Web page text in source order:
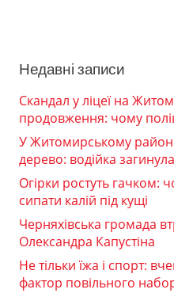
Недавні записи
Скандал у ліцеї на
продовження: чому
У Житомирському
дерево: водійка загинула
Огірки ростуть гачком:
сипати калій під кущі
Черняхівська громада
Олександра Капустіна
Не тільки їжа і спорт:
фактор повільного